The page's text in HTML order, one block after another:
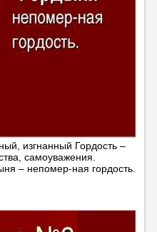
изгнанный Гордость –
самоуважения.
– непомер-ная гордость.